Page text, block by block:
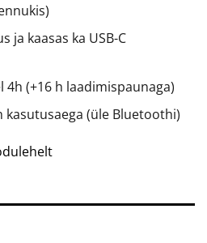
ja kaasas ka USB-C
4h (+16 h laadimispaunaga)
kasutusaega (üle Bluetoothi)